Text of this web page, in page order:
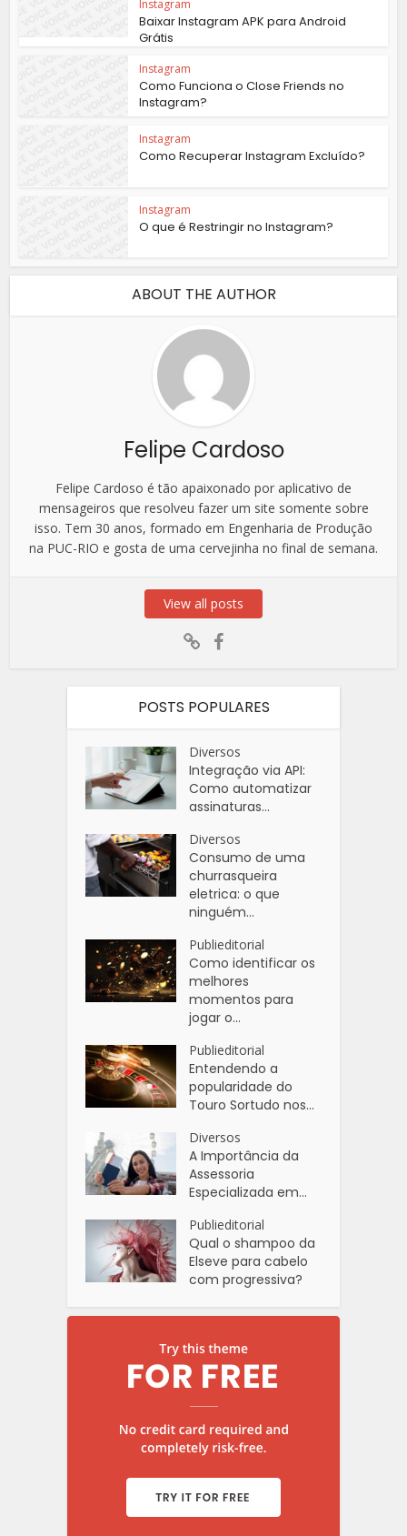
Instagram
Baixar Instagram APK para Android
Grátis
Instagram
Como Funciona o Close Friends no
Instagram?
Instagram
Como Recuperar Instagram Excluído?
Instagram
O que é Restringir no Instagram?
ABOUT THE AUTHOR
Felipe Cardoso
Felipe Cardoso é tão apaixonado por aplicativo de
mensageiros que resolveu fazer um site somente sobre
isso. Tem 30 anos, formado em Engenharia de Produção
na PUC-RIO e gosta de uma cervejinha no final de semana.
View all posts
POSTS POPULARES
Diversos
Integração via API:
Como automatizar
assinaturas...
Diversos
Consumo de uma
churrasqueira
eletrica: o que
ninguém...
Publieditorial
Como identificar os
melhores
momentos para
jogar o...
Publieditorial
Entendendo a
popularidade do
Touro Sortudo nos...
Diversos
A Importância da
Assessoria
Especializada em...
Publieditorial
Qual o shampoo da
Elseve para cabelo
com progressiva?